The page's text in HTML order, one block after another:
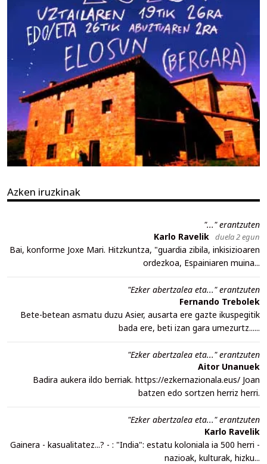
Azken iruzkinak
"..." erantzuten
Karlo Ravelik duela 2 egun
Bai, konforme Joxe Mari. Hitzkuntza, "guardia zibila, inkisizioaren
ordezkoa, Espainiaren muina...
"Ezker abertzalea eta..." erantzuten
Fernando Trebolek
Bete-betean asmatu duzu Asier, ausarta ere gazte ikuspegitik
bada ere, beti izan gara umezurtz......
"Ezker abertzalea eta..." erantzuten
Aitor Unanuek
Badira aukera ildo berriak. https://ezkernazionala.eus/ Joan
batzen edo sortzen herriz herri.
"Ezker abertzalea eta..." erantzuten
Karlo Ravelik
Gainera - kasualitatez...? - : "India": estatu koloniala ia 500 herri -
nazioak, kulturak, hizku...